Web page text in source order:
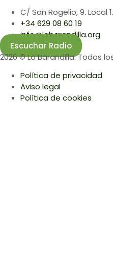
C/ San Rogelio, 9. Local
+34 629 08 60 19
info@labarandilla.org
Escuchar Radio
2026 © La Barandilla. Todos
Política de privacidad
Aviso legal
Política de cookies